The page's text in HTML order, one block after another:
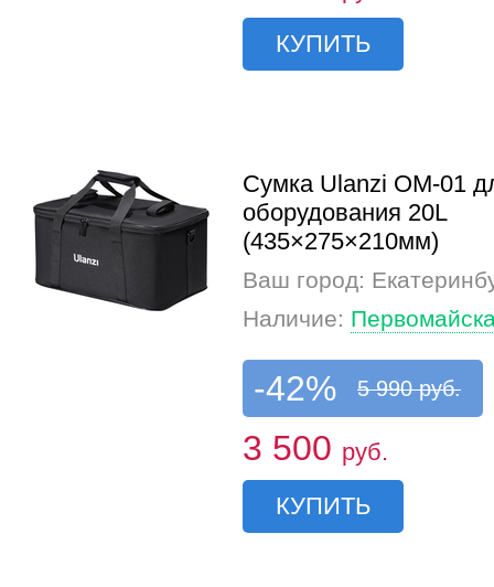
КУПИТЬ
Сумка Ulanzi OM-01
оборудования 20L
(435×275×210мм)
Ваш город:
Наличие:
-42% 5 990 руб.
3 500 руб.
КУПИТЬ